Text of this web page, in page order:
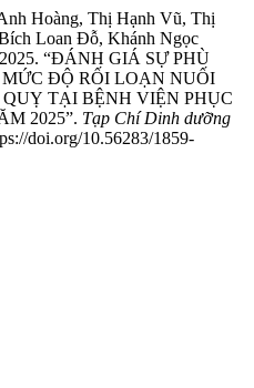
Hoàng, Thị Hạnh Vũ, Thị
Loan Đỗ, Khánh Ngọc
“ĐÁNH GIÁ SỰ PHÙ
ĐỘ RỐI LOẠN NUỐI
TẠI BỆNH VIỆN PHỤC
2025”. Tạp Chí Dinh dưỡng
doi.org/10.56283/1859-